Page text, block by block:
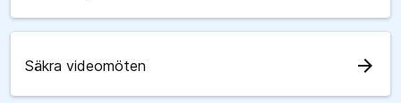
Säkra videomöten arrow_forward